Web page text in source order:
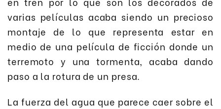
varias películas acaba siendo un precioso
montaje de lo que representa estar en
medio de una película de ficción donde un
terremoto y una tormenta, acaba dando
paso a la rotura de un presa.
La fuerza del agua que parece caer sobre el